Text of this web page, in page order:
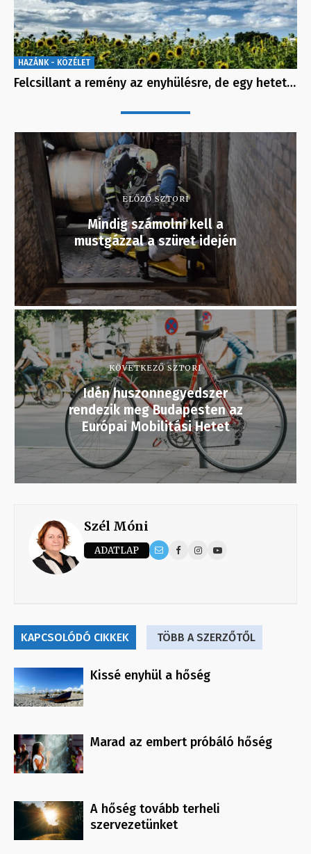
HAZÁNK - KÖZÉLET
Felcsillant a remény az enyhülésre, de egy hetet…
ELŐZŐ SZTORI
Mindig számolni kell a
mustgázzal a szüret idején
KÖVETKEZŐ SZTORI
Idén huszonnegyedszer
rendezik meg Budapesten az
Európai Mobilitási Hetet
Szél Móni
ADATLAP
KAPCSOLÓDÓ CIKKEK TÖBB A SZERZŐTŐL
Kissé enyhül a hőség
Marad az embert próbáló hőség
A hőség tovább terheli
szervezetünket